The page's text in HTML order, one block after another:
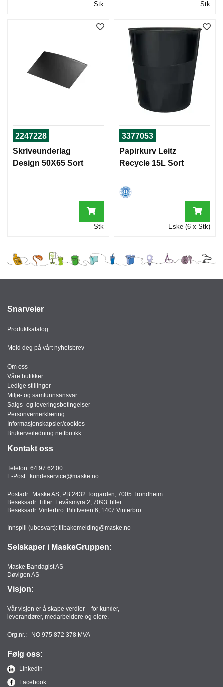
Stk Stk
2247228
Skriveunderlag
Design 50X65 Sort
Stk
3377053
Papirkurv Leitz
Recycle 15L Sort
Eske (6 x Stk)
Snarveier
Produktkatalog
Meld deg på vårt nyhetsbrev
Om oss
Våre butikker
Ledige stillinger
Miljø- og samfunnsansvar
Salgs- og leveringsbetingelser
Personvernerklæring
Informasjonskapsler/cookies
Brukerveiledning nettbutikk
Kontakt oss
Telefon: 64 97 62 00
E-Post: kundeservice@maske.no
Postadr.: Maske AS, PB 2432 Torgarden, 7005 Trondheim
Besøksadr. Tiller: Løvåsmyra 2, 7093 Tiller
Besøksadr. Vinterbro: Bilittveien 6, 1407 Vinterbro
Innspill (ubesvart): tilbakemelding@maske.no
Selskaper i MaskeGruppen:
Maske Bandagist AS
Døvigen AS
Visjon:
Vår visjon er å skape verdier – for kunder,
leverandører, medarbeidere og eiere.
Org.nr.: NO 975 872 378 MVA
Følg oss:
LinkedIn
Facebook